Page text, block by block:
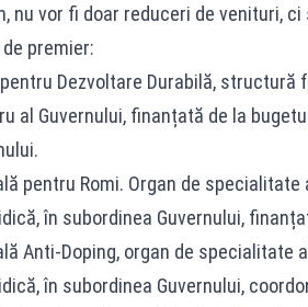
nu vor fi doar reduceri de venituri,
premier:
Dezvoltare Durabilă, structură
al Guvernului, finanțată de la
pentru Romi. Organ de
în subordinea Guvernului,
Anti-Doping, organ de specialitate
în subordinea Guvernului,